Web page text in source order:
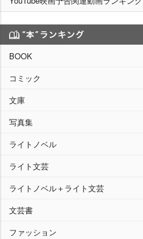
BOOK
コミック
文庫
写真集
ライトノベル
ライト文芸
ライトノベル＋ライト文芸
文芸書
ファッション